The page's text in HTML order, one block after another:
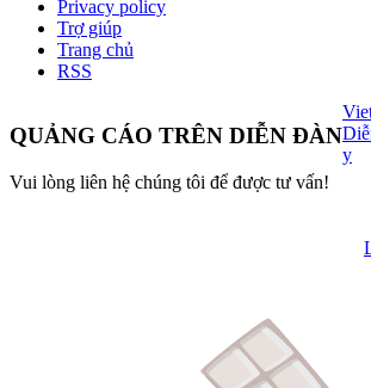
Privacy policy
Trợ giúp
Trang chủ
RSS
QUẢNG CÁO TRÊN DIỄN ĐÀN
Vui lòng liên hệ chúng tôi để được tư vấn!
y